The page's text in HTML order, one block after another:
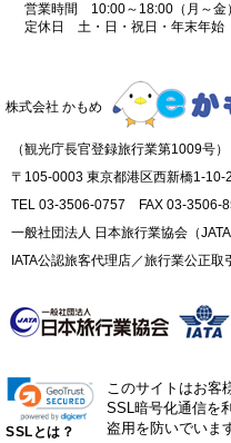
営業時間 10:00～18:00（月～金
定休日 土・日・祝日・年末年始
株式会社 かもめ
（観光庁長官登録旅行業第1009号）
〒105-0003 東京都港区西新橋1-10-
TEL 03-3506-0757 FAX 03-3506-
一般社団法人 日本旅行業協会（
IATA公認旅客代理店／旅行業公正取
SSLとは？
このサイトはお客
SSL暗号化通信を
盗用を防いでいま